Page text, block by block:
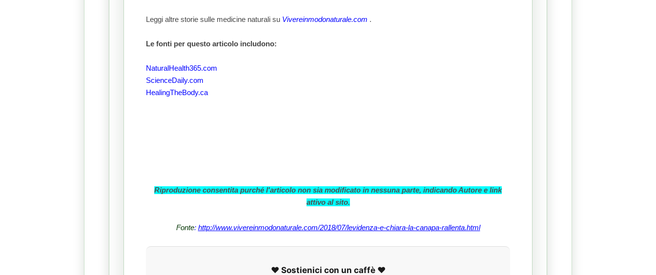
Leggi altre storie sulle medicine naturali su Vivereinmodonaturale.com .
Le fonti per questo articolo includono:
NaturalHealth365.com
ScienceDaily.com
HealingTheBody.ca
Riproduzione consentita purché l'articolo non sia modificato in nessuna parte, indicando Autore e link
attivo al sito.
Fonte: http://www.vivereinmodonaturale.com/2018/07/levidenza-e-chiara-la-canapa-rallenta.html
❤️ Sostienici con un caffè ❤️